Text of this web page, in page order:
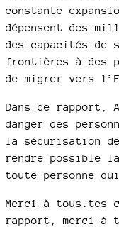
constante
dépensent des
des capacités de
frontières à des
de migrer vers
Dans ce rapport,
danger des
la sécurisation
rendre possible
toute personne
Merci à tous.tes
rapport, merci à